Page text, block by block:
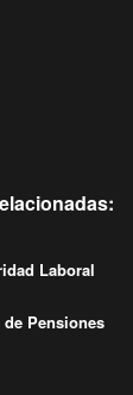
Laboral
Pensiones